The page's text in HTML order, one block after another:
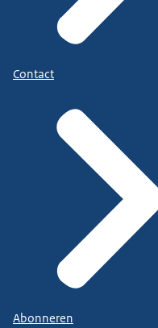
Contact
Abonneren